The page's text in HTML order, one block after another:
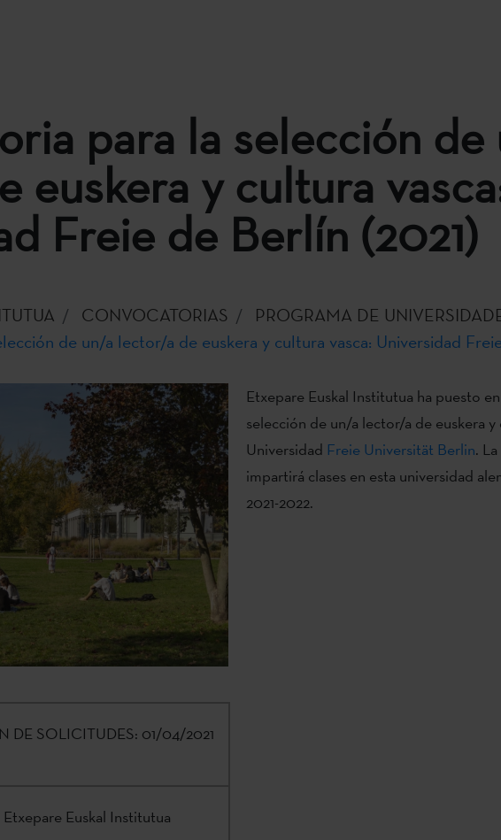
para la selección de
euskera y cultura
Freie de Berlín (2021)
CONVOCATORIAS
PROGRAMA DE
de un/a lector/a de euskera y cultura vasca: Universidad
Etxepare Euskal Institutua ha puesto
selección de un/a lector/a de euskera y
Universidad Freie Universität Berlin.
impartirá clases en esta universidad
2021-2022.
DE SOLICITUDES: 01/04/2021
Etxepare Euskal Institutua